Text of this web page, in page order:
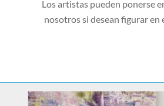
Los artistas pueden ponerse
nosotros si desean figurar en